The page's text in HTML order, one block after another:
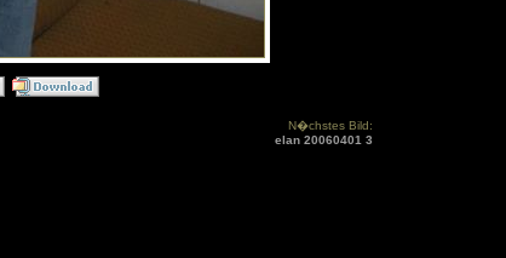
N�chstes Bild:
elan 20060401 3